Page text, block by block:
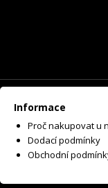
Informace
Proč nakupovat u
Dodací podmínky
Obchodní